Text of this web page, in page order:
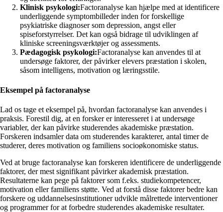
Klinisk psykologi:Factoranalyse kan hjælpe med at identificere
underliggende symptombilleder inden for forskellige
psykiatriske diagnoser som depression, angst eller
spiseforstyrrelser. Det kan også bidrage til udviklingen af
kliniske screeningsværktøjer og assessments.
Pædagogisk psykologi:Factoranalyse kan anvendes til at
undersøge faktorer, der påvirker elevers præstation i skolen,
såsom intelligens, motivation og læringsstile.
Eksempel på factoranalyse
Lad os tage et eksempel på, hvordan factoranalyse kan anvendes i
praksis. Forestil dig, at en forsker er interesseret i at undersøge
variabler, der kan påvirke studerendes akademiske præstation.
Forskeren indsamler data om studerendes karakterer, antal timer de
studerer, deres motivation og familiens socioøkonomiske status.
Ved at bruge factoranalyse kan forskeren identificere de underliggende
faktorer, der mest signifikant påvirker akademisk præstation.
Resultaterne kan pege på faktorer som f.eks. studiekompetencer,
motivation eller familiens støtte. Ved at forstå disse faktorer bedre kan
forskere og uddannelsesinstitutioner udvikle målrettede interventioner
og programmer for at forbedre studerendes akademiske resultater.